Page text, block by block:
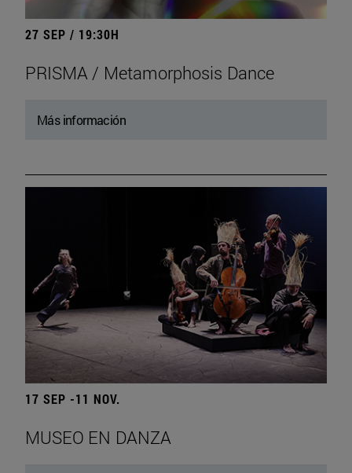
27 SEP / 19:30H
PRISMA / Metamorphosis Dance
Más información
17 SEP -11 NOV.
MUSEO EN DANZA